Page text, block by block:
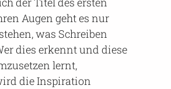
Augen geht es nur
was Schreiben
dies erkennt und diese
lernt,
die Inspiration